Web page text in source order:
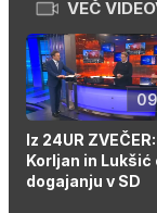
VEČ
Iz 24UR ZVEČER:
Korljan in Lukšić
dogajanju v SD